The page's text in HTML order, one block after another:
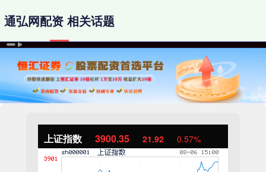
上证指数 3900.35 21.92 0.57%
通弘网配资 相关话题